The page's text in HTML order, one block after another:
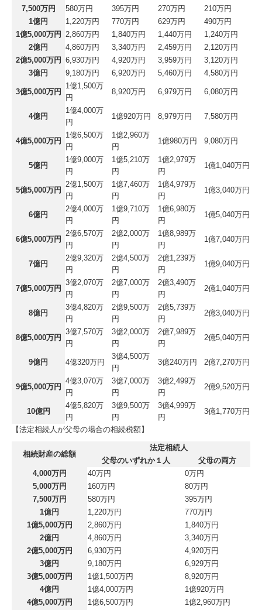
7,500万円
580万円 395万円 270万円
210万円
1億円
1,220万円 770万円 629万円
490万円
1億5,000万円 2,860万円 1,840万円 1,440万円
1,240万円
2億円
4,860万円 3,340万円 2,459万円
2,120万円
2億5,000万円 6,930万円 4,920万円 3,959万円
3,120万円
3億円
9,180万円 6,920万円 5,460万円 4,580万円
3億5,000万円
1億1,500万
円
8,920万円 6,979万円 6,080万円
4億円
1億4,000万
円
1億920万円 8,979万円 7,580万円
4億5,000万円
1億6,500万
円
1億2,960万
円
1億980万円 9,080万円
5億円
1億9,000万
円
1億5,210万
円
1億2,979万
円
1億1,040万円
5億5,000万円
2億1,500万
円
1億7,460万
円
1億4,979万
円
1億3,040万円
6億円
2億4,000万
円
1億9,710万
円
1億6,980万
円
1億5,040万円
6億5,000万円
2億6,570万
円
2億2,000万
円
1億8,989万
円
1億7,040万円
7億円
2億9,320万
円
2億4,500万
円
2億1,239万
円
1億9,040万円
7億5,000万円
3億2,070万
円
2億7,000万
円
2億3,490万
円
2億1,040万円
8億円
3億4,820万
円
2億9,500万
円
2億5,739万
円
2億3,040万円
8億5,000万円
3億7,570万
円
3億2,000万
円
2億7,989万
円
2億5,040万円
9億円 4億320万円
3億4,500万
円
3億240万円 2億7,270万円
9億5,000万円
4億3,070万
円
3億7,000万
円
3億2,499万
円
2億9,520万円
10億円
4億5,820万
円
3億9,500万
円
3億4,999万
円
3億1,770万円
【法定相続人が父母の場合の相続税額】
相続財産の総額
法定相続人
父母のいずれか１人
父母の両方
4,000万円
40万円
0万円
5,000万円
160万円
80万円
7,500万円
580万円
395万円
1億円
1,220万円
770万円
1億5,000万円
2,860万円
1,840万円
2億円
4,860万円
3,340万円
2億5,000万円
6,930万円
4,920万円
3億円
9,180万円
6,929万円
3億5,000万円
1億1,500万円
8,920万円
4億円
1億4,000万円
1億920万円
4億5,000万円
1億6,500万円
1億2,960万円